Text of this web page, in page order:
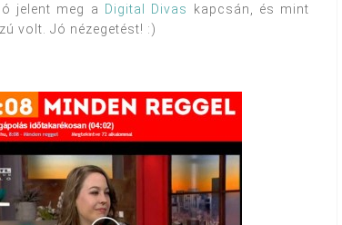
jelent meg a
Digital Divas
kapcsán, és mint
volt. Jó nézegetést! :)